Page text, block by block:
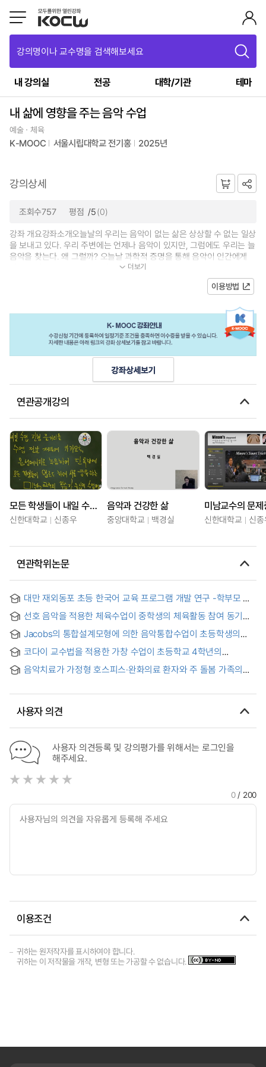
강의명이나 교수명을 검색해보세요
내 강의실 전공 대학/기관 테마
내 삶에 영향을 주는 음악 수업
예술ㆍ체육
K-MOOC 서울시립대학교 전기홍 2025년
강의상세
조회수757 평점 /5(0)
강좌 개요강좌소개오늘날의 우리는 음악이 없는 삶은 상상할 수 없는 일상
을 보내고 있다. 우리 주변에는 언제나 음악이 있지만, 그럼에도 우리는 늘
음악을 찾는다. 왜 그럴까? 오늘날 과학적 증명을 통해 음악이 인간에게
지대한 영향을 주고 있다는 것을 밝...더보기
이용방법
연관공개강의
모든 학생들이 내일 수업진행 줄거리를 수업 전날 저녁에 카카오톡 음성메시지로 녹음하여 단톡방에 업로드하는 미남교수의 학습자 중심의 교수법
신한대학교 신종우
음악과 건강한 삶
중앙대학교 백경실 신한대학교 신
연관학위논문
대만 재외동포 초등 한국어 교육 프로그램 개발 연구 -학부모 및
교사 요구 분석을 중심으로 = Development of Korean
Language Education Programs for Overseas Korean
Elementary School Students in Taiwan : Focusing on
Needs Analysis of Parents and Teachers
선호 음악을 적용한 체육수업이 중학생의 체육활동 참여 동기와
수업 만족도에 미치는 영향 = The Effects of Physical
Education Classes Applied to Preferred Music on
Motivation for Participation in Physical Activity and Class
Satisfaction of Middle School Students
Jacobs의 통합설계모형에 의한 음악통합수업이 초등학생의
음악 학습동기에 미치는 영향 = Impact of Motivation on
Elementary School Students of Music Lessons based on
Jacob's Interdisciplinary Concept Model
코다이 교수법을 적용한 가창 수업이 초등학교 4학년의
음악인지능력에 미치는 영향 = The Effects of Singing
Instruction Utilizing Kodály’s Teaching Method on Musical
음악치료가 가정형 호스피스·완화의료 환자와 주 돌봄 가족의
therapy on the quality of life and family relationship quality
caregivers.
사용자 의견
사용자 의견등록 및 강의평가를 위해서는 로그인을
해주세요.
0/ 200
이용조건
귀하는 원저작자를 표시하여야 합니다.
귀하는 이 저작물을 개작, 변형 또는 가공할 수 없습니다.